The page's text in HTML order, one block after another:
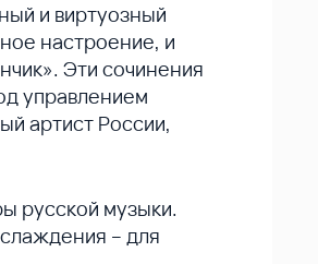
и виртуозный
настроение, и
Эти сочинения
управлением
артист России,
русской музыки.
– для